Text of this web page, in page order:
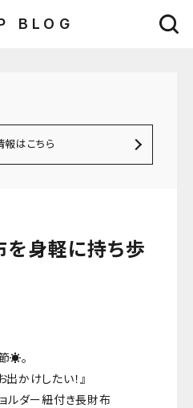
BLOG
報はこちら
を身軽に持ち歩
☀️。
かけしたい！』
ルダー紐付き長財布